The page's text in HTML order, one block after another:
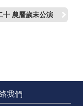
十 農曆歲末公演
我們